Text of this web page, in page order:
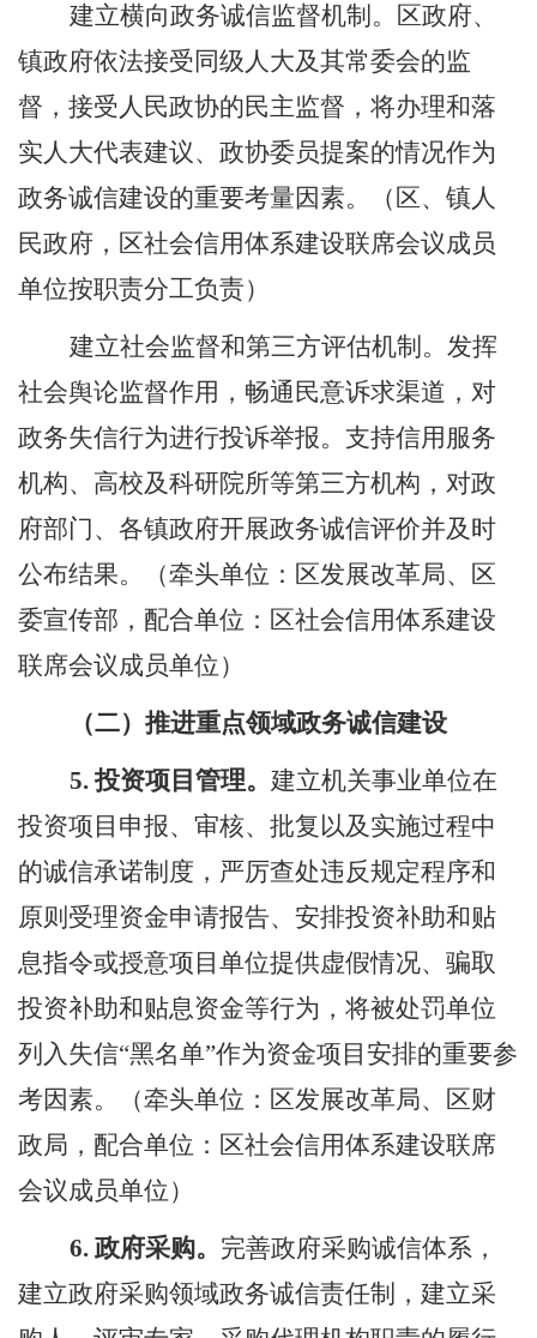
建立横向政务诚信监督机制。区政府、
镇政府依法接受同级人大及其常委会的监
督，接受人民政协的民主监督，将办理和落
实人大代表建议、政协委员提案的情况作为
政务诚信建设的重要考量因素。（区、镇人
民政府，区社会信用体系建设联席会议成员
单位按职责分工负责）
建立社会监督和第三方评估机制。发挥
社会舆论监督作用，畅通民意诉求渠道，对
政务失信行为进行投诉举报。支持信用服务
机构、高校及科研院所等第三方机构，对政
府部门、 各镇政府开展政务诚信评价并及时
公布结果。（牵头单位：区发展改革局、区
委宣传部，配合单位：区社会信用体系建设
联席会议成员单位）
（二）推进重点领域政务诚信建设
5.投资项目管理。 建立机关事业单位在
投资项目申报、审核、批复以及实施过程中
的诚信承诺制度，严厉查处违反规定程序和
原则受理资金申请报告、安排投资补助和贴
息指令或授意项目单位提供虚假情况、骗取
投资补助和贴息资金等行为，将被处罚单位
列入失信“黑名单”作为资金项目安排的重要参
考因素。（牵头单位：区发展改革局、区财
政局，配合单位：区社会信用体系建设联席
会议成员单位）
6. 政府采购。 完善政府采购诚信体系，
建立政府采购领域政务诚信责任制，建立采